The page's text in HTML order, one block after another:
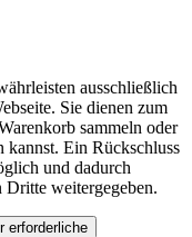
ausschließlich
Sie dienen zum
sammeln oder
Ein Rückschluss
und dadurch
Dritte weitergegeben.
erforderliche